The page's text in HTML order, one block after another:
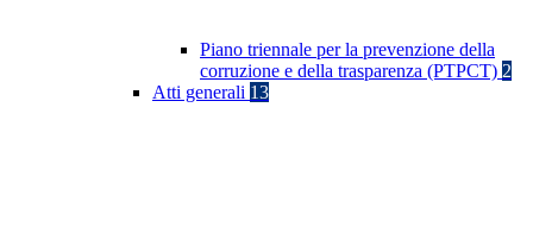
Piano triennale per la prevenzione della
corruzione e della trasparenza (PTPCT) 2
Atti generali 13